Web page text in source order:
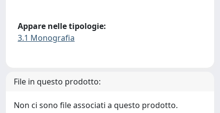
Appare nelle tipologie:
3.1 Monografia
File in questo prodotto:
Non ci sono file associati a questo prodotto.